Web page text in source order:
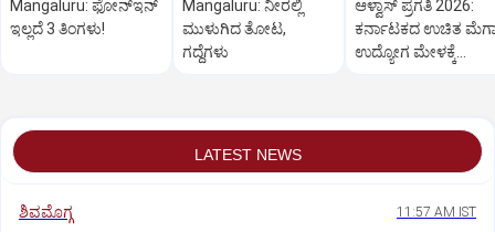
Mangaluru: ಫೋನ್‌ಇನ್‌
ಇಲ್ಲದೆ 3 ತಿಂಗಳು!
Mangaluru: ನೀರಲ್ಲಿ
ಮುಳುಗಿದ ತೋಟ,
ಗದ್ದೆಗಳು
ಆಳ್ವಾಸ್ ಪ್ರಗತಿ 2026:
ಕರ್ನಾಟಕದ ಉಚಿತ
ಉದ್ಯೋಗ ಮೇಳಕ್ಕೆ
LATEST NEWS
ಶಿವಮೊಗ್ಗ 11:57 AM IST